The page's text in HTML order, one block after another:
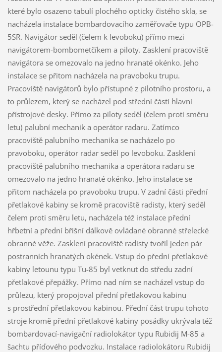
které bylo osazeno tabulí plochého opticky čistého skla, se
nacházela instalace bombardovacího zaměřovače typu OPB-
5SR. Navigátor seděl (čelem k levoboku) přímo mezi
navigátorem-bombometčíkem a piloty. Zasklení pracoviště
navigátora se omezovalo na jedno hranaté okénko. Jeho
instalace se přitom nacházela na pravoboku trupu.
Pracoviště navigátorů bylo přístupné z pilotního prostoru, a
to průlezem, který se nacházel pod střední částí hlavní
přístrojové desky. Přímo za piloty seděl (čelem proti směru
letu) palubní mechanik a operátor radaru. Zatímco
pracoviště palubního mechanika se nacházelo po
pravoboku, operátor radar seděl po levoboku. Zasklení
pracoviště palubního mechanika a operátora radaru se
omezovalo na jedno hranaté okénko. Jeho instalace se
přitom nacházela po pravoboku trupu. V zadní části přední
přetlakové kabiny se kromě pracoviště radisty, který seděl
čelem proti směru letu, nacházela též instalace přední
hřbetní a přední břišní dálkově ovládané obranné střelecké
obranné věže. Zasklení pracoviště radisty tvořil jeden pár
postranních hranatých okének. Vstup do přední přetlakové
kabiny letounu typu Tu-85 byl vetknut do středu zadní
přetlakové přepážky. Přímo nad ním se nacházel vstup do
průlezu, který propojoval přední přetlakovou kabinu
s prostřední přetlakovou kabinou. Přední část trupu tohoto
stroje kromě přední přetlakové kabiny posádky ukrývala též
bombardovací-navigační radiolokátor typu Rubidij M-85 a
šachtu příďového podvozku. Instalace radiolokátoru Rubidij